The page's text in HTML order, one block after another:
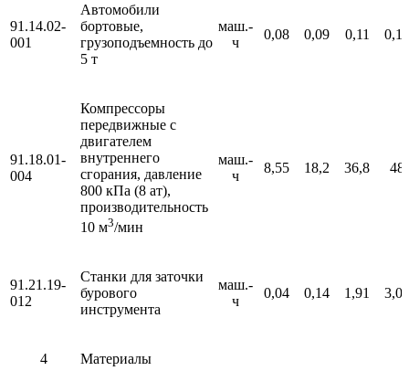
91.14.02-
001
Автомобили
бортовые,
грузоподъемность до
5 т
маш.-
ч
0,08 0,09 0,11 0,12
91.18.01-
004
Компрессоры
передвижные с
двигателем
внутреннего
сгорания, давление
800 кПа (8 ат),
производительность
10 м3/мин
маш.-
ч
8,55 18,2 36,8 48
91.21.19-
012
Станки для заточки
бурового
инструмента
маш.-
ч
0,04 0,14 1,91 3,07
4 Материалы